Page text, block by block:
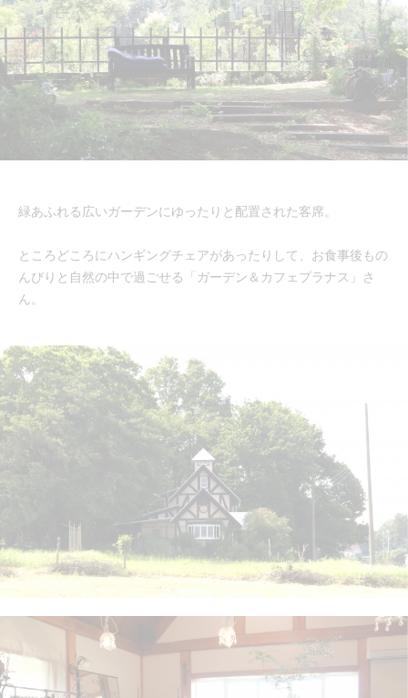
緑あふれる広いガーデンにゆったりと配置された客席。
ところどころにハンギングチェアがあったりして、お食事後もの
んびりと自然の中で過ごせる「ガーデン＆カフェプラナス」さ
ん。